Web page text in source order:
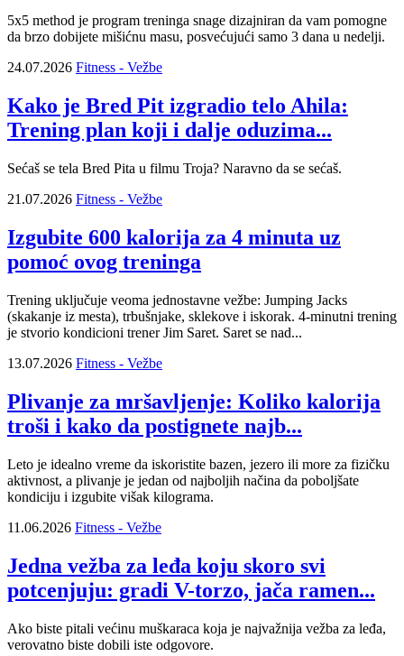
5x5 method je program treninga snage dizajniran da vam pomogne
da brzo dobijete mišićnu masu, posvećujući samo 3 dana u nedelji.
24.07.2026 Fitness - Vežbe
Kako je Bred Pit izgradio telo Ahila:
Trening plan koji i dalje oduzima...
Sećaš se tela Bred Pita u filmu Troja? Naravno da se sećaš.
21.07.2026 Fitness - Vežbe
Izgubite 600 kalorija za 4 minuta uz
pomoć ovog treninga
Trening uključuje veoma jednostavne vežbe: Jumping Jacks
(skakanje iz mesta), trbušnjake, sklekove i iskorak. 4-minutni trening
je stvorio kondicioni trener Jim Saret. Saret se nad...
13.07.2026 Fitness - Vežbe
Plivanje za mršavljenje: Koliko kalorija
troši i kako da postignete najb...
Leto je idealno vreme da iskoristite bazen, jezero ili more za fizičku
aktivnost, a plivanje je jedan od najboljih načina da poboljšate
kondiciju i izgubite višak kilograma.
11.06.2026 Fitness - Vežbe
Jedna vežba za leđa koju skoro svi
potcenjuju: gradi V-torzo, jača ramen...
Ako biste pitali većinu muškaraca koja je najvažnija vežba za leđa,
verovatno biste dobili iste odgovore.